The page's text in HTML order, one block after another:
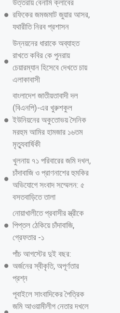
উত্তরায় বেনামি ক্লাবের
রফিকের জমজমাট জুয়ার আসর,
যথারীতি নিরব প্রশাসন
উন্নয়নের ধারাকে অব্যাহত
রাখতে কবির কে পুনরায়
চেয়ারম্যান হিসেবে দেখতে চায়
এলাকাবাসী
বাংলাদেশ জাতীয়তাবাদী দল
(বিএনপি)-এর খুরুশকুল
ইউনিয়নের অকুতোভয় সৈনিক
মরহুম আমির হামজার ১৬তম
মৃত্যুবার্ষিকী
খুলনায় ৭১ পরিবারের জমি দখল,
চাঁদাবাজি ও প্রাণনাশের হুমকির
অভিযোগে সংবাদ সম্মেলন: ৫
বসতবাড়িতে তালা
নোয়াখালীতে প্রবাসীর স্ত্রীকে
পিপ্তল ঠেকিয়ে চাঁদাবাজি,
গ্রেফতার -১
পাঁচ আগস্টের দুই বছর:
অর্জনের স্বীকৃতি, অপূর্ণতার
প্রশ্ন
পূবাইলে সাংবাদিকের পৈত্রিক
জমি আওয়ামীলীগ নেতার দখলে